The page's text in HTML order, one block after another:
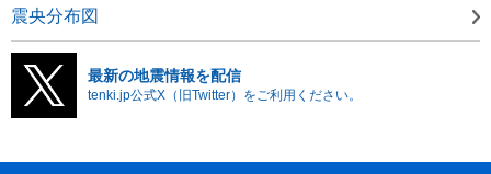
震央分布図
最新の地震情報を配信
tenki.jp公式X（旧Twitter）をご利用ください。